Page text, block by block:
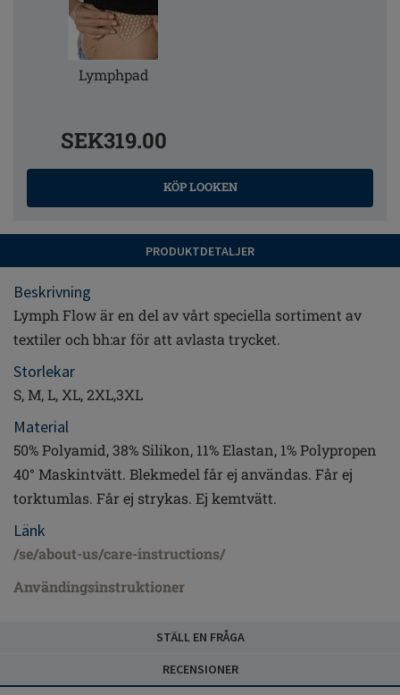
Lymphpad
SEK319.00
KÖP LOOKEN
PRODUKTDETALJER
Beskrivning
Lymph Flow är en del av vårt speciella sortiment av
textiler och bh:ar för att avlasta trycket.
Storlekar
S, M, L, XL, 2XL,3XL
Material
50% Polyamid, 38% Silikon, 11% Elastan, 1% Polypropen
40° Maskintvätt. Blekmedel får ej användas. Får ej
torktumlas. Får ej strykas. Ej kemtvätt.
Länk
/se/about-us/care-instructions/
Användingsinstruktioner
STÄLL EN FRÅGA
RECENSIONER